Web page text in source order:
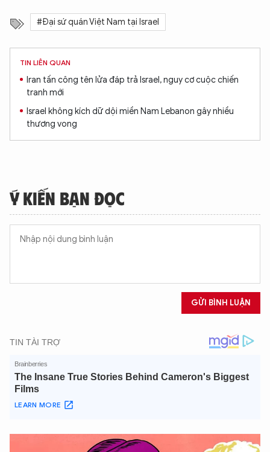
#Đại sứ quán Việt Nam tại Israel
TIN LIÊN QUAN
Iran tấn công tên lửa đáp trả Israel, nguy cơ cuộc chiến
tranh mới
Israel không kích dữ dội miền Nam Lebanon gây nhiều
thương vong
Ý KIẾN BẠN ĐỌC
GỬI BÌNH LUẬN
XIN CHÀO,